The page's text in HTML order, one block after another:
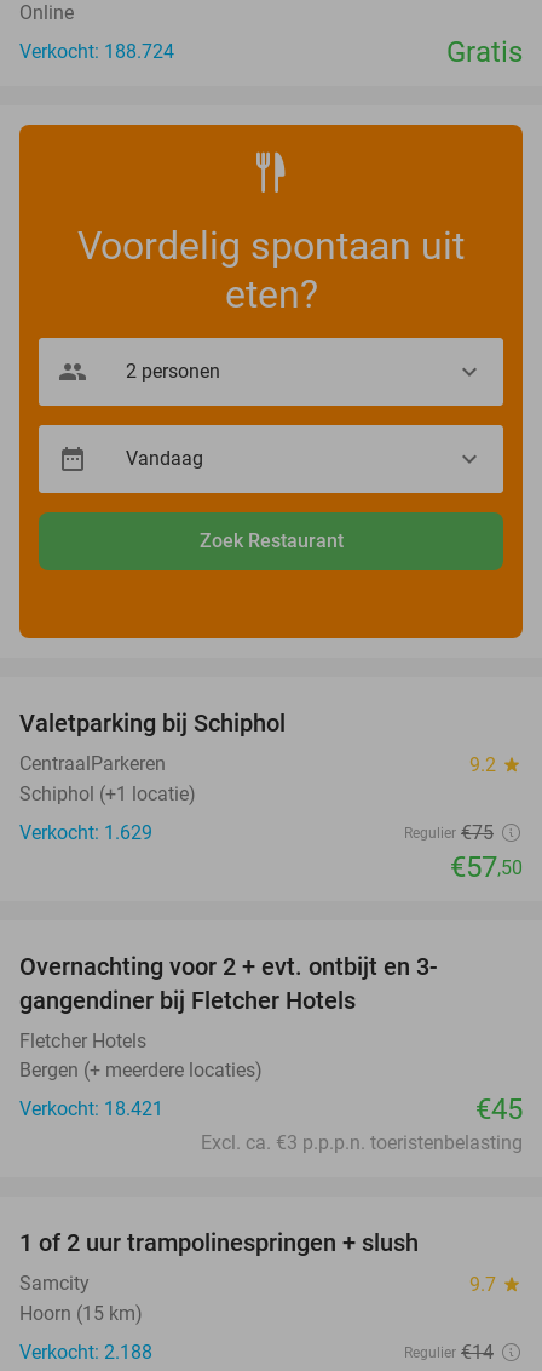
Online
Verkocht: 188.724
Gratis
Voordelig spontaan uit
eten?
Zoek Restaurant
Valetparking bij Schiphol
CentraalParkeren 9.2 star
Schiphol (+1 locatie)
Verkocht: 1.629
Regulier €75
€57,50
Overnachting voor 2 + evt. ontbijt en 3-
gangendiner bij Fletcher Hotels
Fletcher Hotels
Bergen (+ meerdere locaties)
Verkocht: 18.421
€45
Excl. ca. €3 p.p.p.n. toeristenbelasting
1 of 2 uur trampolinespringen + slush
Samcity 9.7 star
Hoorn (15 km)
Verkocht: 2.188
Regulier €14